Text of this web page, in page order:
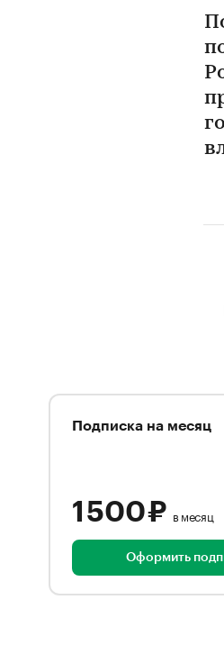
Подписка на месяц
1 500 ₽ в месяц
Оформить